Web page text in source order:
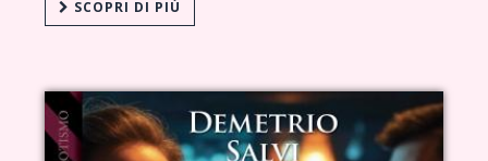
SCOPRI DI PIÙ